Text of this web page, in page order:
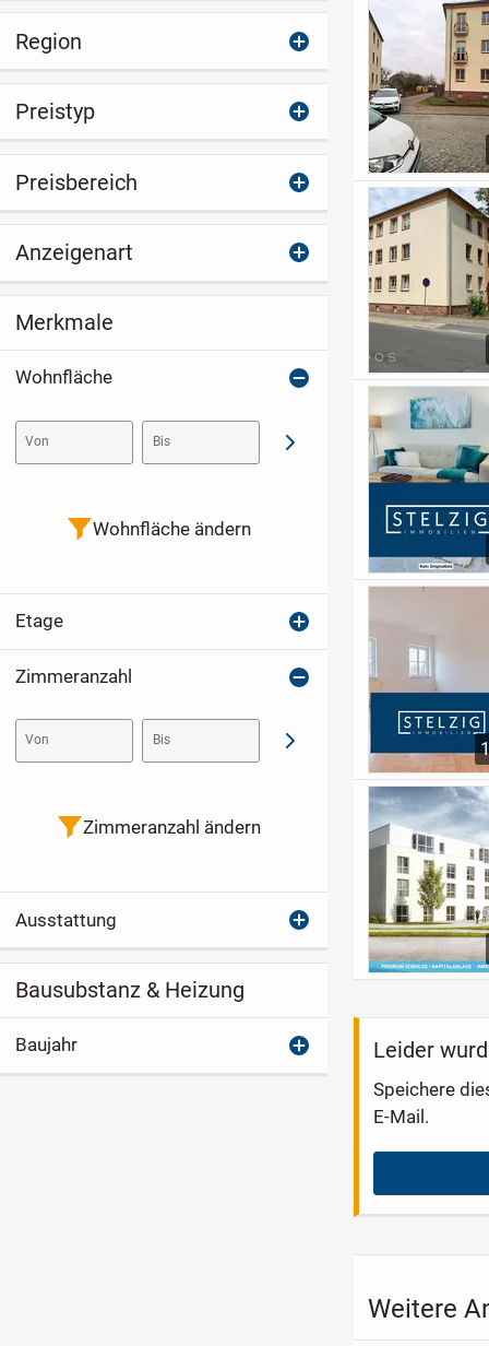
Leider
Speichere
E-Mail.
Weitere
Region
Preistyp
Preisbereich
Anzeigenart
Merkmale
Wohnfläche
Von Bis Abschicken
Wohnfläche ändern
Etage
Zimmeranzahl
Von Bis Abschicken
Zimmeranzahl ändern
Ausstattung
Bausubstanz & Heizung
Baujahr